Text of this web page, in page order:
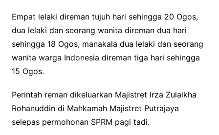
Empat lelaki direman tujuh hari sehingga 20 Ogos,
dua lelaki dan seorang wanita direman dua hari
sehingga 18 Ogos, manakala dua lelaki dan seorang
wanita warga Indonesia direman tiga hari sehingga
15 Ogos.
Perintah reman dikeluarkan Majistret Irza Zulaikha
Rohanuddin di Mahkamah Majistret Putrajaya
selepas permohonan SPRM pagi tadi.